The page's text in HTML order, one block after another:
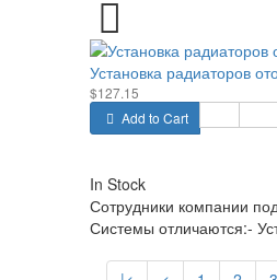
Установка радиаторов
$127.15
Add to Cart
In Stock
Сотрудники компании
Системы отличаются:-